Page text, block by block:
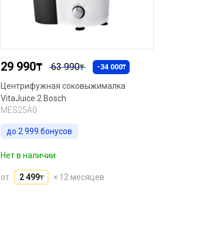
29 990₸ 63 990₸ -34 000₸
Центрифужная соковыжималка
VitaJuice 2 Bosch
MES25A0
до 2 999 бонусов
Нет в наличии
от 2 499₸ × 12 месяцев